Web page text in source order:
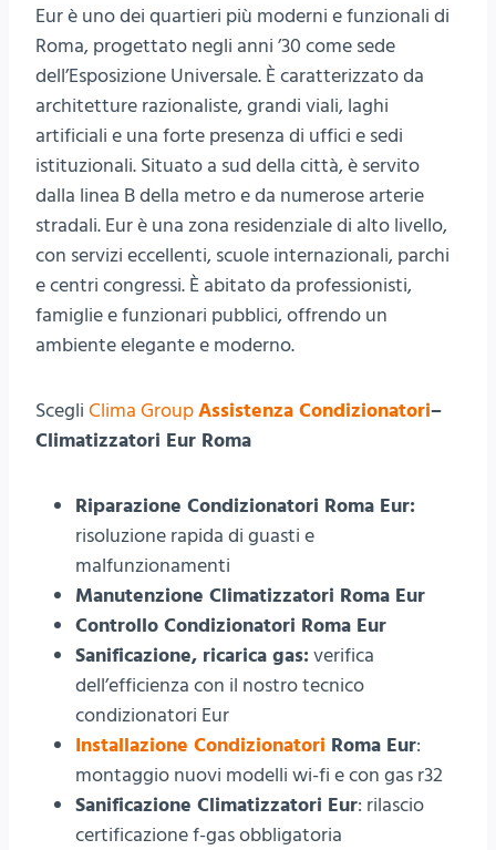
Eur è uno dei quartieri più moderni e funzionali di
Roma, progettato negli anni ’30 come sede
dell’Esposizione Universale. È caratterizzato da
architetture razionaliste, grandi viali, laghi
artificiali e una forte presenza di uffici e sedi
istituzionali. Situato a sud della città, è servito
dalla linea B della metro e da numerose arterie
stradali. Eur è una zona residenziale di alto livello,
con servizi eccellenti, scuole internazionali, parchi
e centri congressi. È abitato da professionisti,
famiglie e funzionari pubblici, offrendo un
ambiente elegante e moderno.
Scegli Clima GroupAssistenza Condizionatori–
Climatizzatori Eur Roma
Riparazione Condizionatori Roma Eur:
risoluzione rapida di guasti e
malfunzionamenti
Manutenzione Climatizzatori Roma Eur
Controllo Condizionatori Roma Eur
Sanificazione, ricarica gas: verifica
dell’efficienza con il nostro tecnico
condizionatori Eur
Installazione Condizionatori Roma Eur:
montaggio nuovi modelli wi-fi e con gas r32
Sanificazione Climatizzatori Eur: rilascio
certificazione f-gas obbligatoria